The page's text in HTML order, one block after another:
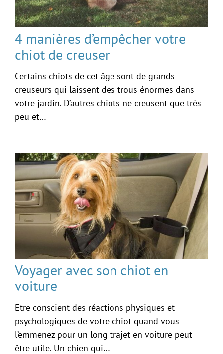
4 manières d’empêcher votre
chiot de creuser
Certains chiots de cet âge sont de grands
creuseurs qui laissent des trous énormes dans
votre jardin. D’autres chiots ne creusent que très
peu et…
Voyager avec son chiot en
voiture
Etre conscient des réactions physiques et
psychologiques de votre chiot quand vous
l’emmenez pour un long trajet en voiture peut
être utile. Un chien qui…